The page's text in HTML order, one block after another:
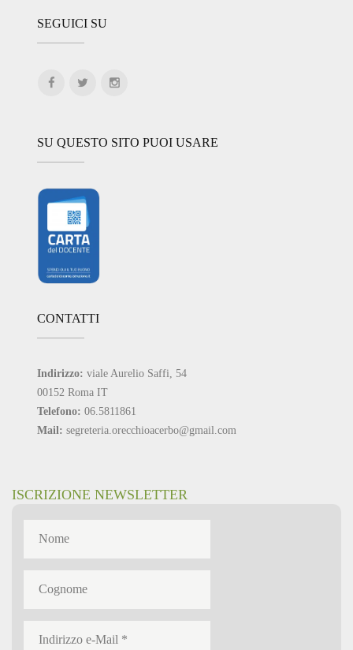
SEGUICI SU
SU QUESTO SITO PUOI USARE
CONTATTI
Indirizzo: viale Aurelio Saffi, 54
00152 Roma IT
Telefono: 06.5811861
Mail: segreteria.orecchioacerbo@gmail.com
ISCRIZIONE NEWSLETTER